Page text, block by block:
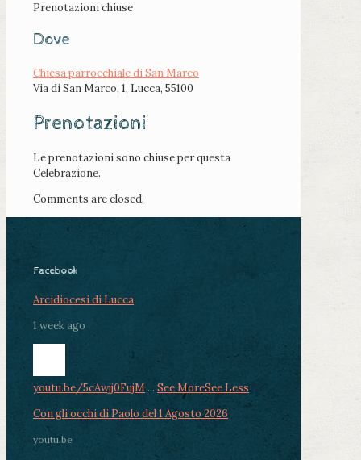
Prenotazioni chiuse
Dove
Chiesa parrocchiale di San Marco
Via di San Marco, 1, Lucca, 55100
Prenotazioni
Le prenotazioni sono chiuse per questa
Celebrazione.
Comments are closed.
Facebook
Arcidiocesi di Lucca
1 week ago
youtu.be/5cAwjj0FujM ... See MoreSee Less
Con gli occhi di Paolo del 1 Agosto 2026
youtu.be